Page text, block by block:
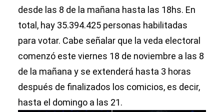
desde las 8 de la mañana hasta las 18hs. En
total, hay 35.394.425 personas habilitadas
para votar. Cabe señalar que la veda electoral
comenzó este viernes 18 de noviembre a las 8
de la mañana y se extenderá hasta 3 horas
después de finalizados los comicios, es decir,
hasta el domingo a las 21.